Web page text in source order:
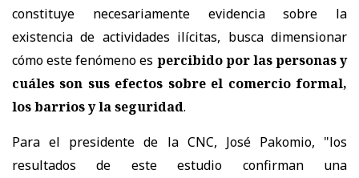
constituye necesariamente evidencia sobre la
existencia de actividades ilícitas, busca dimensionar
cómo este fenómeno es percibido por las personas y
cuáles son sus efectos sobre el comercio formal,
los barrios y la seguridad.
Para el presidente de la CNC, José Pakomio, "los
resultados de este estudio confirman una